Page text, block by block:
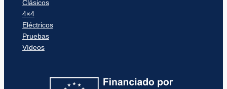
Clásicos
4×4
Eléctricos
Pruebas
Vídeos